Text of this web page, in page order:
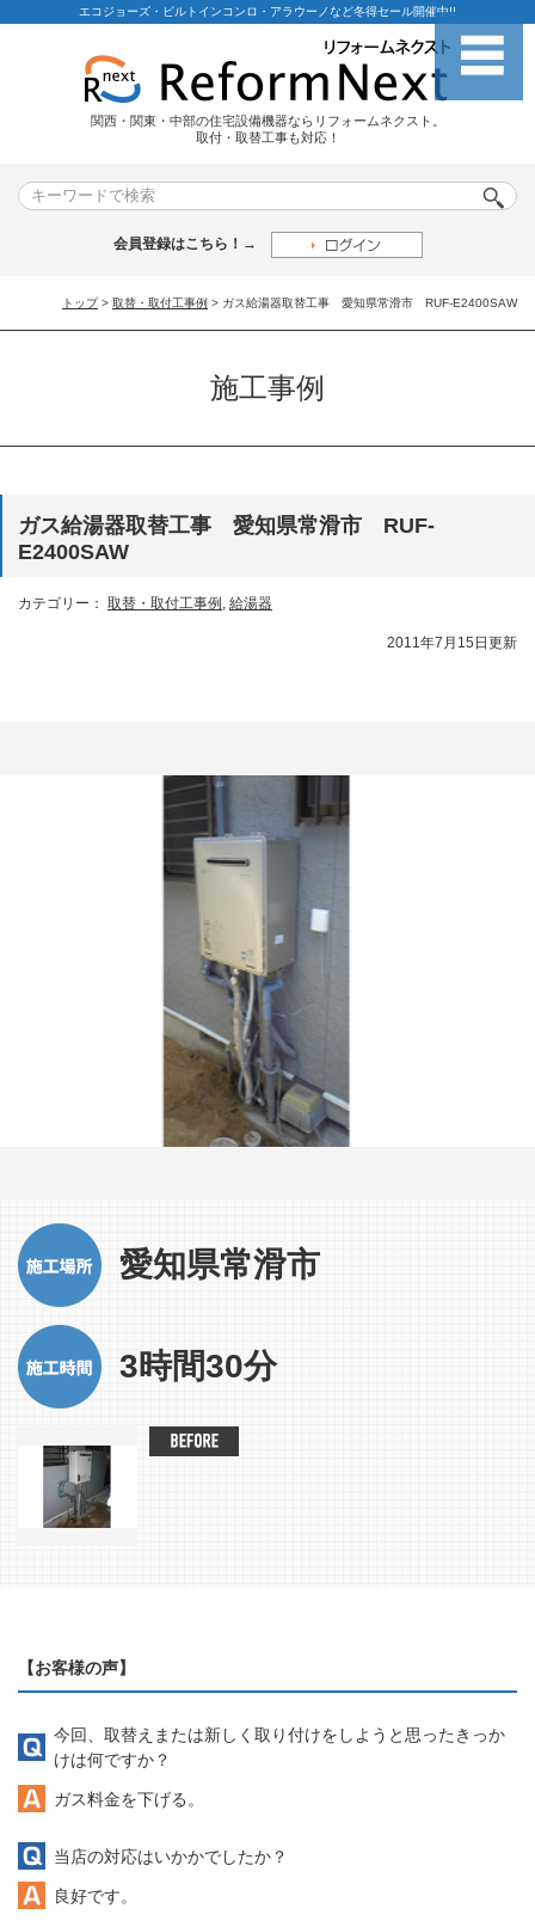
エコジョーズ・ビルトインコンロ・アラウーノなど冬得セール開催中!!
関西・関東・中部の住宅設備機器ならリフォームネクスト。
取付・取替工事も対応！
会員登録はこちら！→
トップ > 取替・取付工事例 > ガス給湯器取替工事 愛知県常滑市 RUF-E2400SAW
施工事例
ガス給湯器取替工事 愛知県常滑市 RUF-
E2400SAW
カテゴリー： 取替・取付工事例 , 給湯器
2011年7月15日更新
愛知県常滑市
3時間30分
【お客様の声】
今回、取替えまたは新しく取り付けをしようと思ったきっか
けは何ですか？
ガス料金を下げる。
当店の対応はいかかでしたか？
良好です。